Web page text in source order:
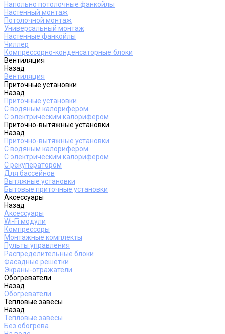
Напольно потолочные фанкойлы
Настенный монтаж
Потолочной монтаж
Универсальный монтаж
Настенные фанкойлы
Чиллер
Компрессорно-конденсаторные блоки
Вентиляция
Назад
Вентиляция
Приточные установки
Назад
Приточные установки
С водяным калорифером
С электрическим калорифером
Приточно-вытяжные установки
Назад
Приточно-вытяжные установки
С водяным калорифером
С электрическим калорифером
С рекуператором
Для бассейнов
Вытяжные установки
Бытовые приточные установки
Аксессуары
Назад
Аксессуары
Wi-Fi модули
Компрессоры
Монтажные комплекты
Пульты управления
Распределительные блоки
Фасадные решетки
Экраны-отражатели
Обогреватели
Назад
Обогреватели
Тепловые завесы
Назад
Тепловые завесы
Без обогрева